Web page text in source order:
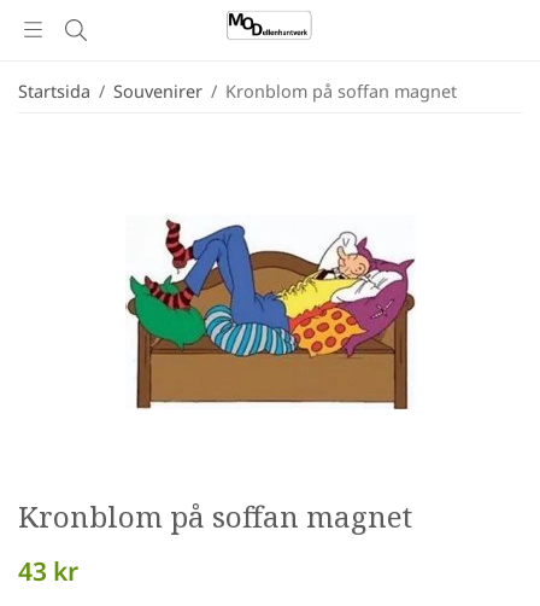
Startsida / Souvenirer / Kronblom på soffan magnet
Kronblom på soffan magnet
43 kr